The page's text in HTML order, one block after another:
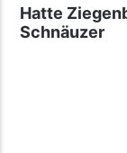
Hatte
Schnäuzer